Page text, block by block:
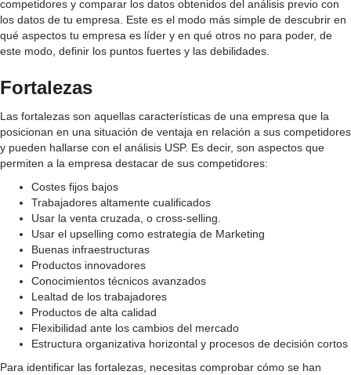
competidores y comparar los datos obtenidos del análisis previo con
los datos de tu empresa. Este es el modo más simple de descubrir en
qué aspectos tu empresa es líder y en qué otros no para poder, de
este modo, definir los puntos fuertes y las debilidades.
Fortalezas
Las fortalezas son aquellas características de una empresa que la
posicionan en una situación de ventaja en relación a sus competidores
y pueden hallarse con el análisis USP. Es decir, son aspectos que
permiten a la empresa destacar de sus competidores:
Costes fijos bajos
Trabajadores altamente cualificados
Usar la venta cruzada, o cross-selling.
Usar el upselling como estrategia de Marketing
Buenas infraestructuras
Productos innovadores
Conocimientos técnicos avanzados
Lealtad de los trabajadores
Productos de alta calidad
Flexibilidad ante los cambios del mercado
Estructura organizativa horizontal y procesos de decisión cortos
Para identificar las fortalezas, necesitas comprobar cómo se han